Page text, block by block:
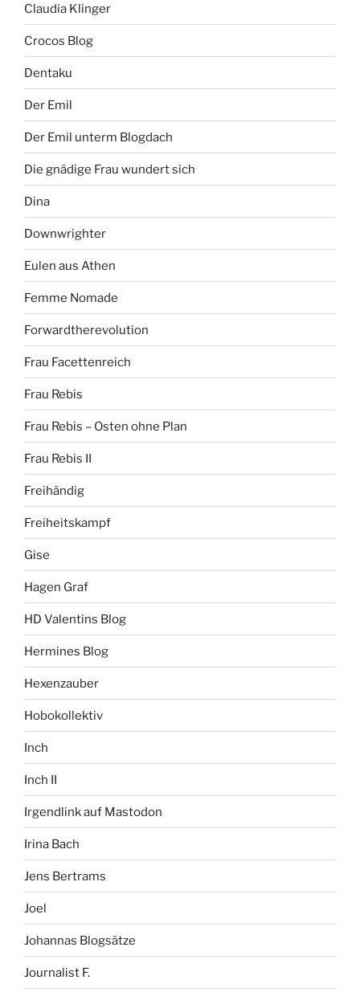
Claudia Klinger
Crocos Blog
Dentaku
Der Emil
Der Emil unterm Blogdach
Die gnädige Frau wundert sich
Dina
Downwrighter
Eulen aus Athen
Femme Nomade
Forwardtherevolution
Frau Facettenreich
Frau Rebis
Frau Rebis – Osten ohne Plan
Frau Rebis II
Freihändig
Freiheitskampf
Gise
Hagen Graf
HD Valentins Blog
Hermines Blog
Hexenzauber
Hobokollektiv
Inch
Inch II
Irgendlink auf Mastodon
Irina Bach
Jens Bertrams
Joel
Johannas Blogsätze
Journalist F.